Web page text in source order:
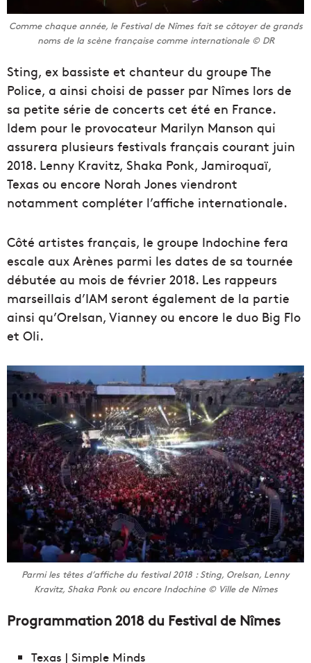
Comme chaque année, le Festival de Nîmes fait se côtoyer de grands
noms de la scène française comme internationale © DR
Sting, ex bassiste et chanteur du groupe The
Police, a ainsi choisi de passer par Nîmes lors de
sa petite série de concerts cet été en France.
Idem pour le provocateur Marilyn Manson qui
assurera plusieurs festivals français courant juin
2018. Lenny Kravitz, Shaka Ponk, Jamiroquaï,
Texas ou encore Norah Jones viendront
notamment compléter l’affiche internationale.
Côté artistes français, le groupe Indochine fera
escale aux Arènes parmi les dates de sa tournée
débutée au mois de février 2018. Les rappeurs
marseillais d’IAM seront également de la partie
ainsi qu’Orelsan, Vianney ou encore le duo Big Flo
et Oli.
Parmi les têtes d’affiche du festival 2018 : Sting, Orelsan, Lenny
Kravitz, Shaka Ponk ou encore Indochine © Ville de Nîmes
Programmation 2018 du Festival de Nîmes
Texas | Simple Minds